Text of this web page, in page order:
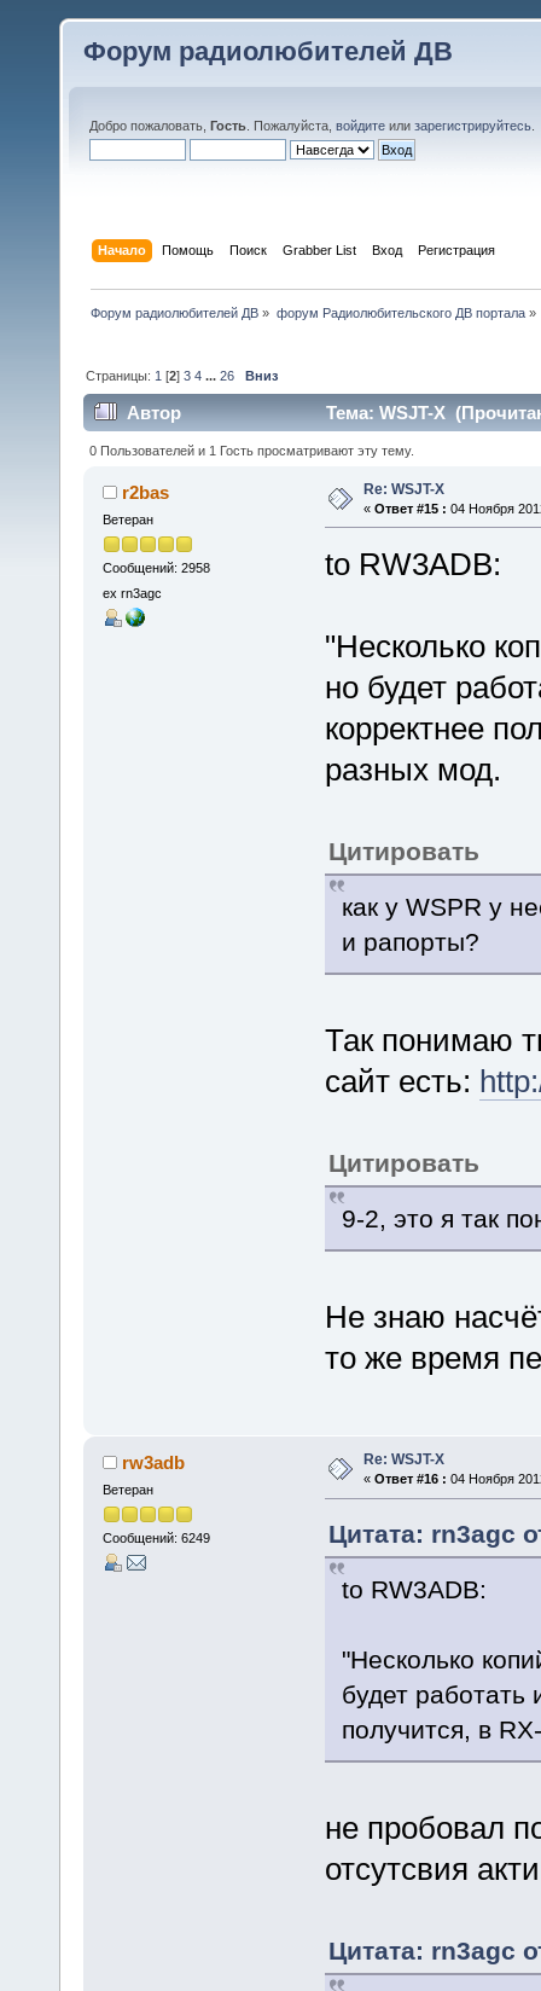
Форум радиолюбителей ДВ
Добро пожаловать, Гость . Пожалуйста, войдите или зарегистрируйтесь
Начало Помощь Поиск Grabber List Вход Регистрация
Форум радиолюбителей ДВ » форум Радиолюбительского ДВ портала»
Страницы: 1 [2]3 4 ...26 Вниз
Автор Тема: WSJT-X
0 Пользователей и 1 Гость просматривают эту тему.
r2bas
Ветеран
Сообщений: 2958
ex rn3agc
Re: WSJT-X
« Ответ #15 : 04 Ноября
to RW3ADB:
"Несколько
но будет
корректнее
разных мод.
Цитировать
как у WSPR у
и рапорты?
Так понимаю
сайт есть:
Цитировать
9-2, это я так
Не знаю
то же время
rw3adb
Ветеран
Сообщений: 6249
Re: WSJT-X
« Ответ #16 : 04 Ноября
Цитата: rn3agc
to RW3ADB:
"Несколько
будет работать
получится, в
не пробовал
отсутсвия
Цитата: rn3agc